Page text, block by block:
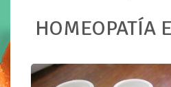
HOMEOPATÍA